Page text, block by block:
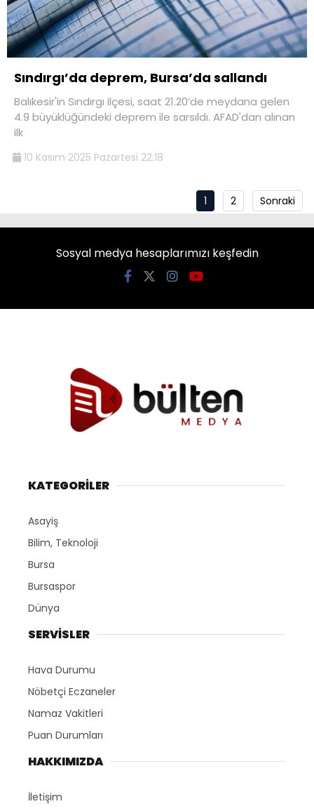
Sındırgı’da deprem, Bursa’da sallandı
Balıkesir'in Sındırgı ilçesi, saat 21.20’de meydana gelen
4.9 büyüklüğündeki deprem ile sarsıldı. AFAD'dan alınan
ilk
10 Kasım 2025 Pazartesi 22:18
1 2 Sonraki
Sosyal medya hesaplarımızı keşfedin
KATEGORİLER
Asayiş
Bilim, Teknoloji
Bursa
Bursaspor
Dünya
SERVİSLER
Hava Durumu
Nöbetçi Eczaneler
Namaz Vakitleri
Puan Durumları
HAKKIMIZDA
İletişim